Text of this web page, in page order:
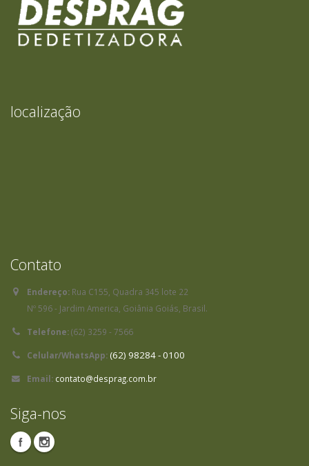
localização
Contato
Endereço: Rua C155, Quadra 345 lote 22
Nº 596 - Jardim America, Goiânia Goiás, Brasil.
Telefone:(62) 3259 - 7566
Celular/WhatsApp:(62) 98284 - 0100
Email: contato@desprag.com.br
Siga-nos